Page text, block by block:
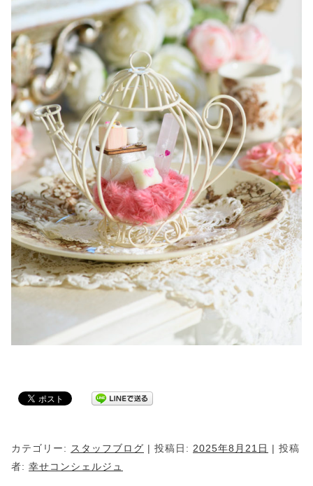
カテゴリー: スタッフブログ | 投稿日: 2025年8月21日 | 投稿
者: 幸せコンシェルジュ